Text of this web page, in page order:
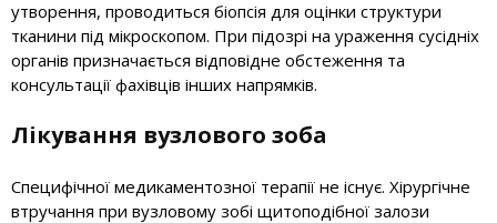
утворення, проводиться біопсія для оцінки структури
тканини під мікроскопом. При підозрі на ураження сусідніх
органів призначається відповідне обстеження та
консультації фахівців інших напрямків.
Лікування вузлового зоба
Специфічної медикаментозної терапії не існує. Хірургічне
втручання при вузловому зобі щитоподібної залози